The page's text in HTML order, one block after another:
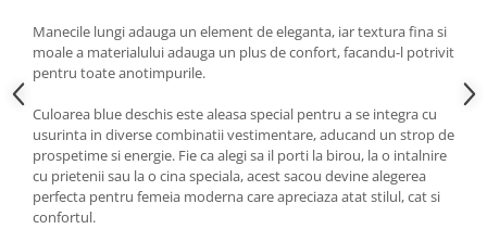
Manecile lungi adauga un element de eleganta, iar textura fina si
moale a materialului adauga un plus de confort, facandu-l potrivit
pentru toate anotimpurile.
Culoarea blue deschis este aleasa special pentru a se integra cu
usurinta in diverse combinatii vestimentare, aducand un strop de
prospetime si energie. Fie ca alegi sa il porti la birou, la o intalnire
cu prietenii sau la o cina speciala, acest sacou devine alegerea
perfecta pentru femeia moderna care apreciaza atat stilul, cat si
confortul.